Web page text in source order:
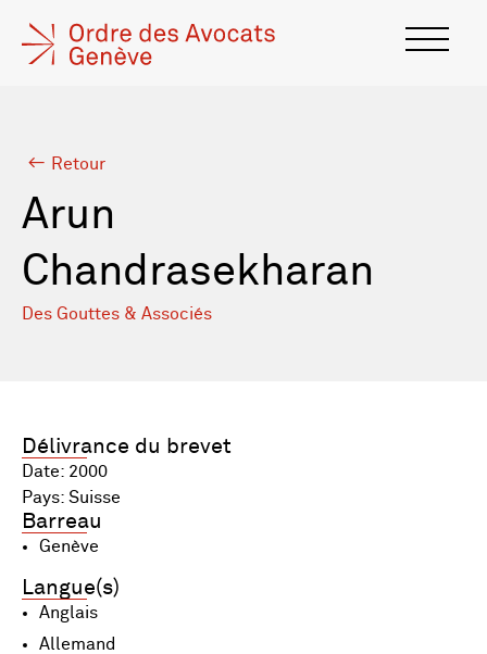
Retour
Arun
Chandrasekharan
Des Gouttes & Associés
Délivrance du brevet
Date: 2000
Pays: Suisse
Barreau
Genève
Langue(s)
Anglais
Allemand